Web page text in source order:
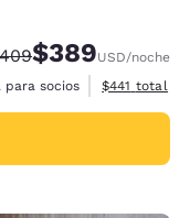
tachada:
Tarifa reducida:
$389USD/noche
para socios
Ver detalles
$441 total